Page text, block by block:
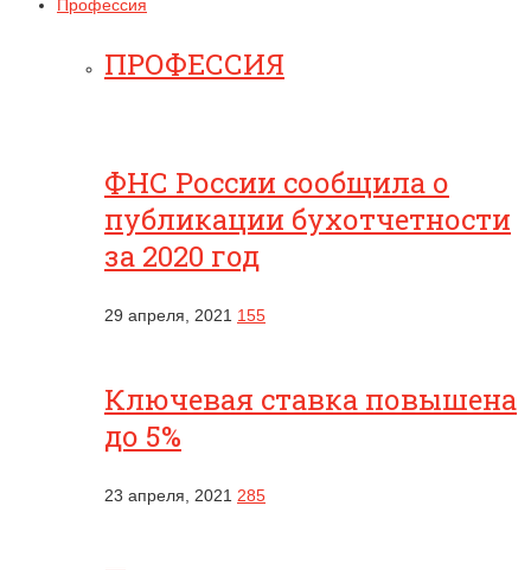
Профессия
ПРОФЕССИЯ
ФНС России сообщила о
публикации бухотчетности
за 2020 год
29 апреля, 2021 155
Ключевая ставка повышена
до 5%
23 апреля, 2021 285